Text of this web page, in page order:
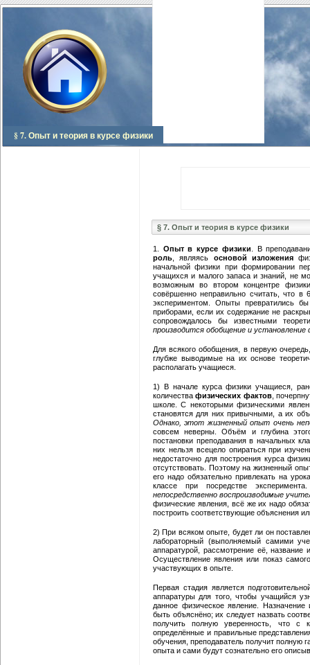
§ 7. Опыт и теория в курсе физики
§ 7. Опыт и теория в курсе физики
1. Опыт в курсе физики . В
роль , являясь основой изложения
начальной физики при формировании
учащихся и малого запаса и знаний, не
возможным во втором концентре
совёршенно неправильно считать, что
экспериментом. Опыты превратились
приборами, если их содержание не
сопровождалось бы известными
производится обобщение и установление
Для всякого обобщения, в первую
глубже выводимые на их основе
располагать учащиеся.
1) В начале курса физики учащиеся,
количествафизических фактов,
школе. С некоторыми физическими
становятся для них привычными, а их
Однако, этот жизненный опыт очень
совсем неверны. Объём и глубина
постановки преподавания в начальных
них нельзя всецело опираться при
недостаточно для построения курса
отсутствовать. Поэтому на жизненный
его надо обязательно привлекать на
классе при посредстве
непосредственно воспроизводимые
физические явления, всё же их надо
построить соответствующие объяснения
2) При всяком опыте, будет ли он
лабораторный (выполняемый самими
аппаратурой, рассмотрение её,
Осуществление явления или показ
участвующих в опыте.
Первая стадия является
аппаратуры для того, чтобы учащийся
данное физическое явление.
быть объяснёно; их следует назвать
получить полную уверенность, что с
определённые и правильные
обучения, преподаватель получит полную
опыта и сами будут сознательно его